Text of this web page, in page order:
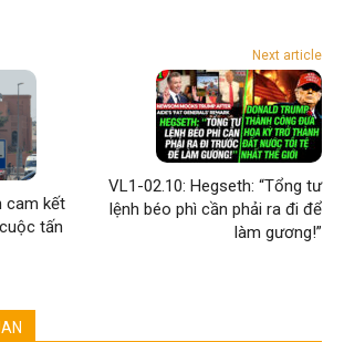
cam kết
tấn
Next article
VL1-02.10: Hegseth: “Tổng tư
lệnh béo phì cần phải ra đi để
làm gương!”